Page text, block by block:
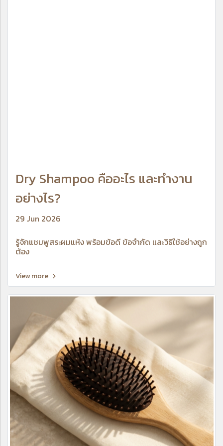
Dry Shampoo คืออะไร และทำงาน
อย่างไร?
29 Jun 2026
รู้จักแชมพูสระผมแห้ง พร้อมข้อดี ข้อจำกัด และวิธีใช้อย่างถูก
ต้อง
View more